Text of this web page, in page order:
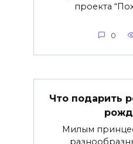
проекта
0
Что подарить
Милым